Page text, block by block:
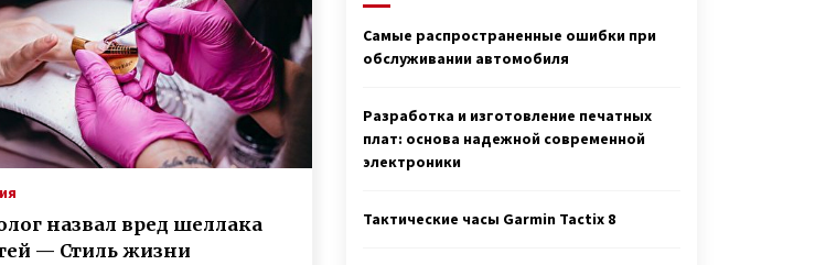
рождении детей
7 лет ago
Марина и Дмитрий Самилыки из
Сум усыновили сразу троих детей,
изъятых из неблагополучной
семьи
7 лет ago
Любовь лечит — Екатерина
спасла ее
6 лет ago
Антон Васалатий умножает в уме
по основам счета
7 лет ago
Агентство знакомств с
невестой и своих заработках
7 лет ago
назвал вред шеллака
— Стиль жизни
Самые распространенные ошибки при
обслуживании автомобиля
Разработка и изготовление печатных
плат: основа надежной современной
электроники
Тактические часы Garmin Tactix 8